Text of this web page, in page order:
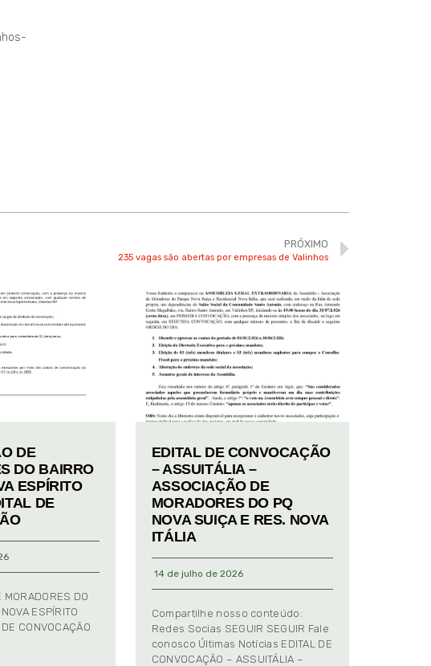
PRÓXIMO
235 vagas são abertas por empresas de Valinhos
DE
DO BAIRRO
ESPÍRITO
DE
MORADORES DO
ESPÍRITO
CONVOCAÇÃO
EDITAL DE CONVOCAÇÃO
– ASSUITÁLIA –
ASSOCIAÇÃO DE
MORADORES DO PQ
NOVA SUIÇA E RES. NOVA
ITÁLIA
14 de julho de 2026
Compartilhe nosso conteúdo:
Redes Socias SEGUIR SEGUIR Fale
conosco Últimas Notícias EDITAL DE
CONVOCAÇÃO – ASSUITÁLIA –